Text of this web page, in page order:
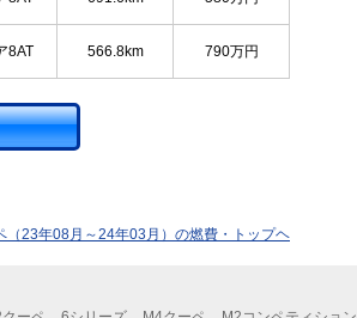
8AT 566.8km 790万円
（23年08月～24年03月）の燃費・トップヘ